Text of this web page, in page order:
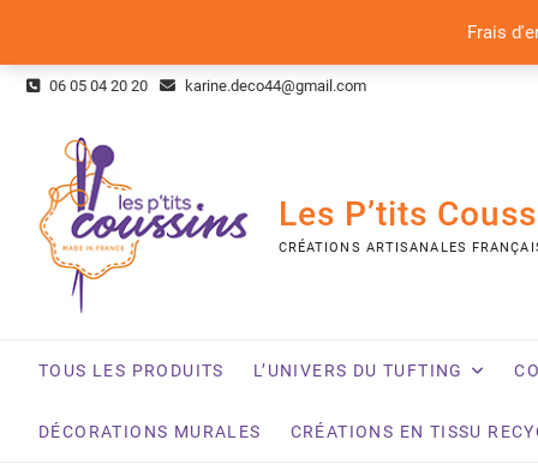
Frais
Skip
06 05 04 20 20 karine.deco44@gmail.com
Les P’tits
CRÉATIONS ARTISANALES
TOUS LES PRODUITS L’UNIVERS DU TUFTING
DÉCORATIONS MURALES CRÉATIONS EN TISSU